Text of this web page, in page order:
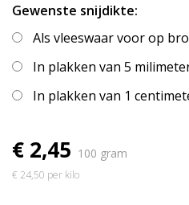
Gewenste snijdikte:
Als vleeswaar voor op
In plakken van 5
In plakken van 1
€ 2,45 100 gram
€ 24,50 per kilo